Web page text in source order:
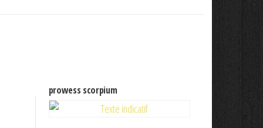
prowess scorpium